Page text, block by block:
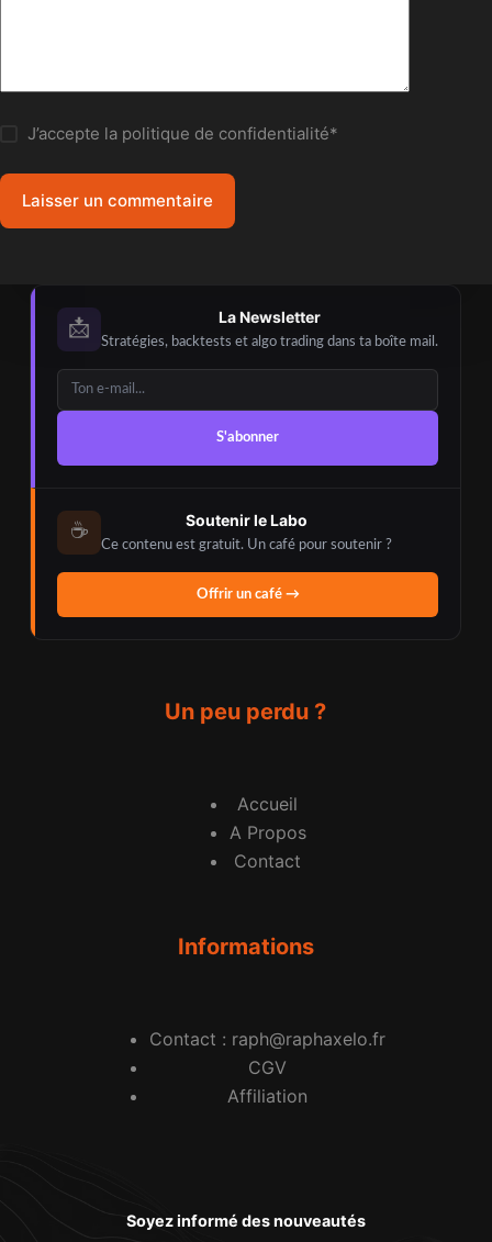
J’accepte la politique de confidentialité*
Laisser un commentaire
📩
La Newsletter
Stratégies, backtests et algo trading dans ta boîte mail.
S'abonner
☕
Soutenir le Labo
Ce contenu est gratuit. Un café pour soutenir ?
Offrir un café →
Un peu perdu ?
Accueil
A Propos
Contact
Informations
Contact : raph@raphaxelo.fr
CGV
Affiliation
Soyez informé des nouveautés